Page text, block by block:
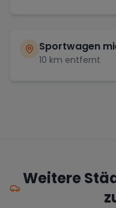
Sportwagen
10 km entfernt
Weitere